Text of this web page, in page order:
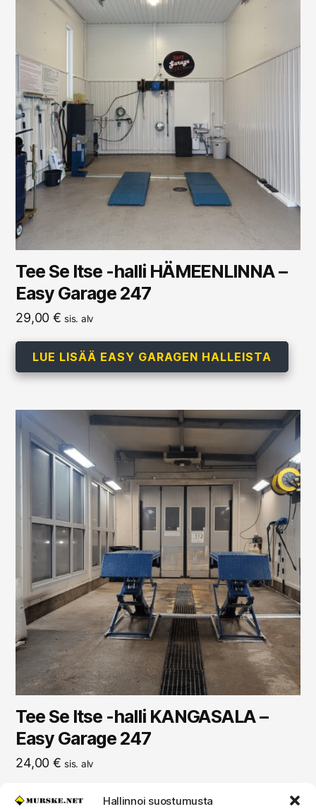
Hallinnoi suostumusta
Tee Se Itse -halli HÄMEENLINNA –
Easy Garage 247
29,00 € sis. alv
LUE LISÄÄ EASY GARAGEN HALLEISTA
Tee Se Itse -halli KANGASALA –
Easy Garage 247
24,00 € sis. alv
LUE LISÄÄ EASY GARAGEN HALLEISTA